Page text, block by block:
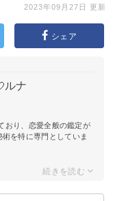
2023年09月27日 更新
シェア
ルナ
おり、恋愛全般の鑑定が
を特に専門としていま